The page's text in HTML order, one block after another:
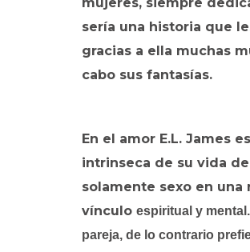
sería una historia que
gracias a ella muchas
cabo sus fantasías.
En el amor E.L. James
intrinseca de su vida
solamente sexo en
vínculo espiritual y
pareja, de lo contrario